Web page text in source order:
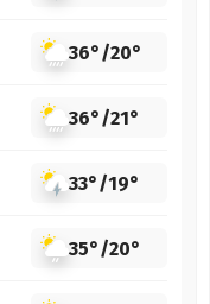
36°/20°
36°/21°
33°/19°
35°/20°